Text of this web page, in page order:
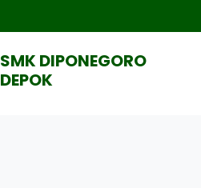
SMK DIPONEGORO
DEPOK